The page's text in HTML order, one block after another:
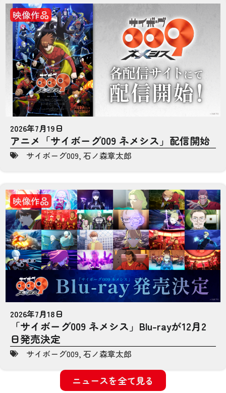
映像作品
2026年7月19日
アニメ「サイボーグ009 ネメシス」配信開始
サイボーグ009, 石ノ森章太郎
映像作品
2026年7月18日
「サイボーグ009 ネメシス」Blu-rayが12月2
日発売決定
サイボーグ009, 石ノ森章太郎
ニュースを全て見る